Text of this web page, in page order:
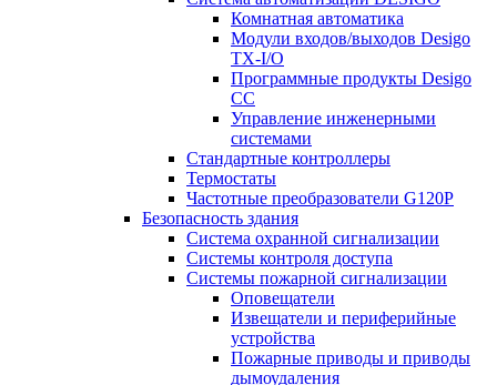
Комнатная автоматика
Модули входов/выходов Desigo
TX-I/O
Программные продукты Desigo
CC
Управление инженерными
системами
Стандартные контроллеры
Термостаты
Частотные преобразователи G120P
Безопасность здания
Система охранной сигнализации
Системы контроля доступа
Системы пожарной сигнализации
Оповещатели
Извещатели и периферийные
устройства
Пожарные приводы и приводы
дымоудаления